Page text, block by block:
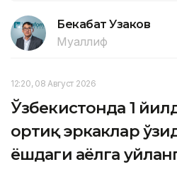
Бекабат Узаков
Муаллиф
12:20, 08 Август 2026
Ўзбекистонда 1
ортиқ эркаклар
ёшдаги аёлга